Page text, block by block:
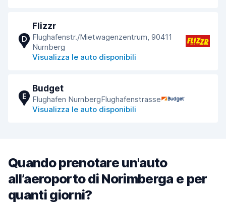
D
Flizzr
Flughafenstr./Mietwagenzentrum, 90411
Nurnberg
Visualizza le auto disponibili
E
Budget
Flughafen NurnbergFlughafenstrasse
Visualizza le auto disponibili
Quando prenotare un'auto
all’aeroporto di Norimberga e per
quanti giorni?